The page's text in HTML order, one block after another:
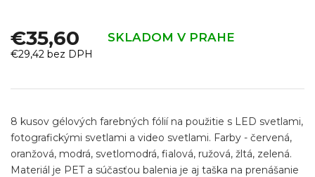
€35,60 SKLADOM V PRAHE
€29,42 bez DPH
cena:
8 kusov gélových farebných fólií na použitie s LED svetlami,
fotografickými svetlami a video svetlami. Farby - červená,
oranžová, modrá, svetlomodrá, fialová, ružová, žltá, zelená.
Materiál je PET a súčasťou balenia je aj taška na prenášanie